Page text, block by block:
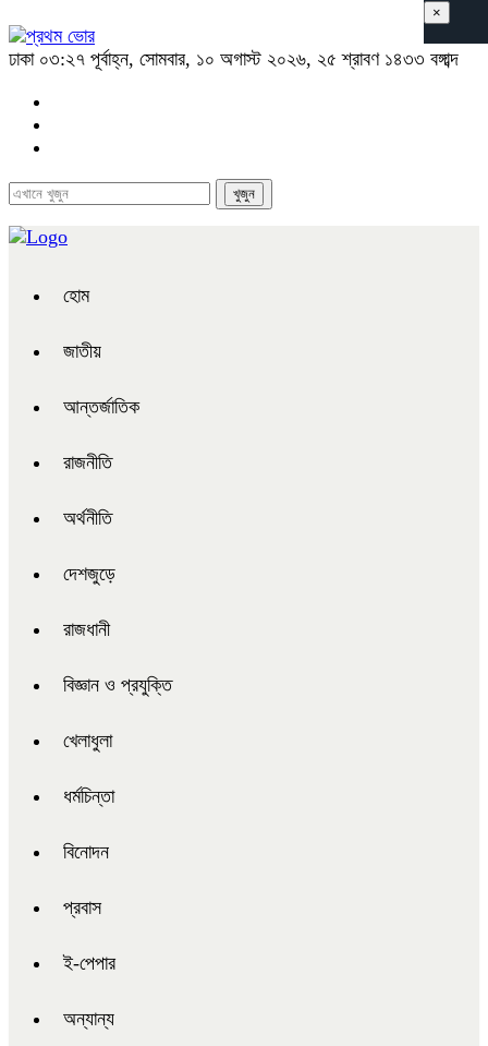
ঢাকা ০৩:২৭ পূর্বাহ্ন, সোমবার, ১০ অগাস্ট ২০২৬, ২৫ শ্রাবণ ১৪৩৩ বঙ্গাব্দ
হোম
জাতীয়
আন্তর্জাতিক
রাজনীতি
অর্থনীতি
দেশজুড়ে
রাজধানী
বিজ্ঞান ও প্রযুক্তি
খেলাধুলা
ধর্মচিন্তা
বিনোদন
প্রবাস
ই-পেপার
অন্যান্য
×